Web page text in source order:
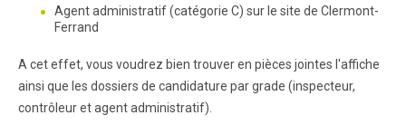
Agent administratif (catégorie C) sur le site de Clermont-
Ferrand
A cet effet, vous voudrez bien trouver en pièces jointes l'affiche
ainsi que les dossiers de candidature par grade (inspecteur,
contrôleur et agent administratif).